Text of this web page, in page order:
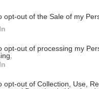
opt-out of the Sale of my
opt-out of processing my
opt-out of Collection, Use,